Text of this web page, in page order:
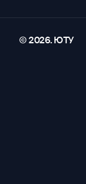
© 2026. ЮТУ